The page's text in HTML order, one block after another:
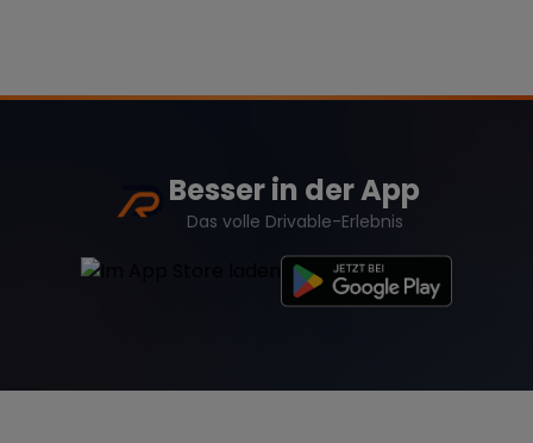
Porsche Lamborghini Ferrari
McLaren Ford Jaguar
Zeitraum wählenBesser in der App
Das volle Drivable-Erlebnis